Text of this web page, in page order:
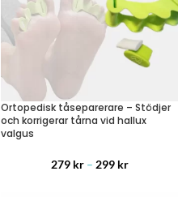
Ortopedisk tåseparerare – Stödjer
och korrigerar tårna vid hallux
valgus
279 kr – 299 kr